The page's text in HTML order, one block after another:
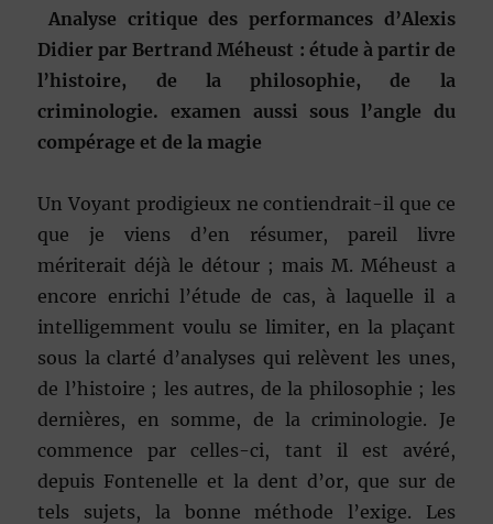
Analyse critique des performances d’Alexis
Didier par Bertrand Méheust : étude à partir de
l’histoire, de la philosophie, de la
criminologie. examen aussi sous l’angle du
compérage et de la magie
Un Voyant prodigieux ne contiendrait-il que ce
que je viens d’en résumer, pareil livre
mériterait déjà le détour ; mais M. Méheust a
encore enrichi l’étude de cas, à laquelle il a
intelligemment voulu se limiter, en la plaçant
sous la clarté d’analyses qui relèvent les unes,
de l’histoire ; les autres, de la philosophie ; les
dernières, en somme, de la criminologie. Je
commence par celles-ci, tant il est avéré,
depuis Fontenelle et la dent d’or, que sur de
tels sujets, la bonne méthode l’exige. Les